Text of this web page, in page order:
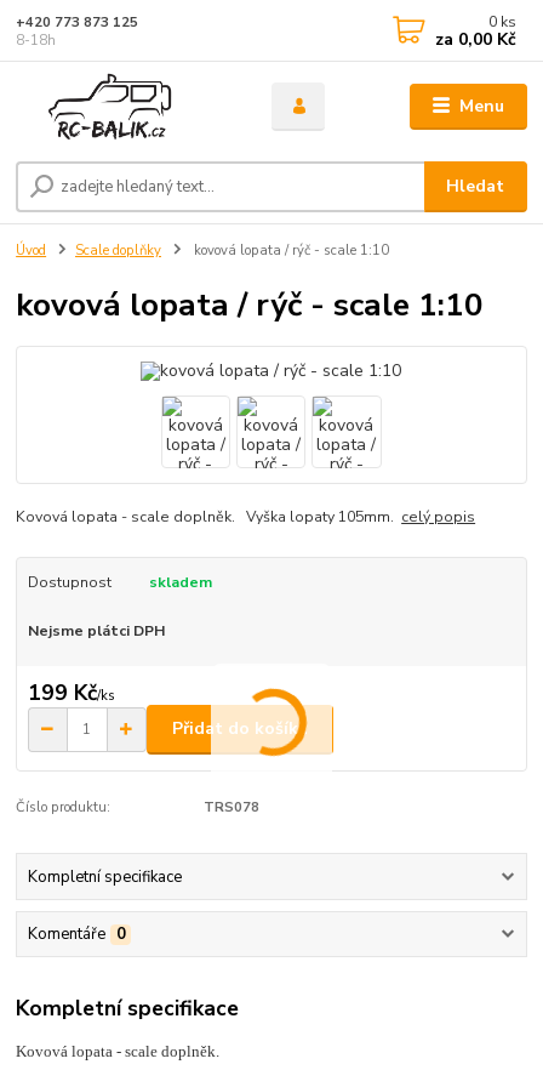
Menu
Hledat
+420 773 873 125
8-18h
0 ks
za 0,00 Kč
Úvod Scale doplňky kovová lopata / rýč - scale 1:10
kovová lopata / rýč - scale 1:10
Kovová lopata - scale doplněk. Vyška lopaty 105mm. celý popis
Dostupnost skladem
Nejsme plátci DPH
199 Kč/ks
Přidat do košíku
Číslo produktu: TRS078
Kompletní specifikace
Komentáře 0
Kompletní specifikace
Kovová lopata - scale doplněk.